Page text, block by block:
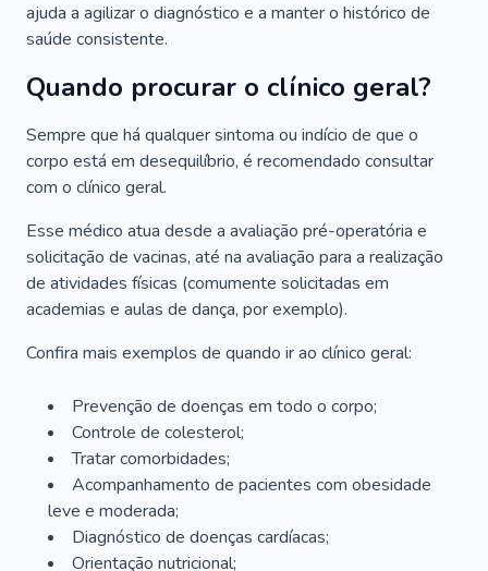
ajuda a agilizar o diagnóstico e a manter o histórico de
saúde consistente.
Quando procurar o clínico geral?
Sempre que há qualquer sintoma ou indício de que o
corpo está em desequilíbrio, é recomendado consultar
com o clínico geral.
Esse médico atua desde a avaliação pré-operatória e
solicitação de vacinas, até na avaliação para a realização
de atividades físicas (comumente solicitadas em
academias e aulas de dança, por exemplo).
Confira mais exemplos de quando ir ao clínico geral:
Prevenção de doenças em todo o corpo;
Controle de colesterol;
Tratar comorbidades;
Acompanhamento de pacientes com obesidade
leve e moderada;
Diagnóstico de doenças cardíacas;
Orientação nutricional;